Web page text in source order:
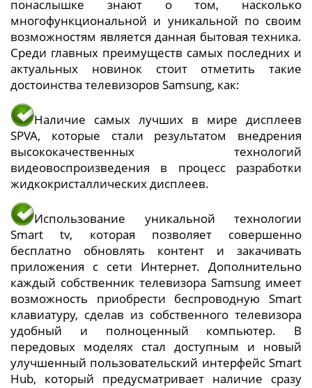
понаслышке знают о том, насколько
многофункциональной и уникальной по своим
возможностям является данная бытовая техника.
Среди главных преимуществ самых последних и
актуальных новинок стоит отметить такие
достоинства телевизоров Samsung, как:
Наличие самых лучших в мире дисплеев
SPVA, которые стали результатом внедрения
высококачественных технологий
видеовоспроизведения в процесс разработки
жидкокристаллических дисплеев.
Использование уникальной технологии
Smart tv, которая позволяет совершенно
бесплатно обновлять контент и закачивать
приложения с сети Интернет. Дополнительно
каждый собственник телевизора Samsung имеет
возможность приобрести беспроводную Smart
клавиатуру, сделав из собственного телевизора
удобный и полноценный компьютер. В
передовых моделях стал доступным и новый
улучшенный пользовательский интерфейс Smart
Hub, который предусматривает наличие сразу